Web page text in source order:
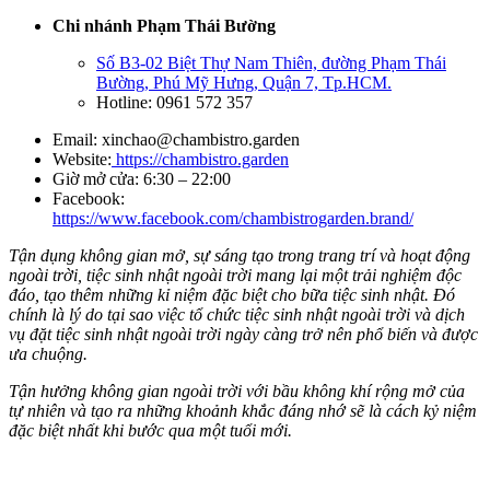
Chi nhánh Phạm Thái Bường
Số B3-02 Biệt Thự Nam Thiên, đường Phạm Thái
Bường, Phú Mỹ Hưng, Quận 7, Tp.HCM.
Hotline: 0961 572 357
Email: xinchao@chambistro.garden
Website: https://chambistro.garden
Giờ mở cửa: 6:30 – 22:00
Facebook:
https://www.facebook.com/chambistrogarden.brand/
Tận dụng không gian mở, sự sáng tạo trong trang trí và hoạt động
ngoài trời, tiệc sinh nhật ngoài trời mang lại một trải nghiệm độc
đáo, tạo thêm những kỉ niệm đặc biệt cho bữa tiệc sinh nhật. Đó
chính là lý do tại sao việc tổ chức tiệc sinh nhật ngoài trời và dịch
vụ đặt tiệc sinh nhật ngoài trời ngày càng trở nên phổ biến và được
ưa chuộng.
Tận hưởng không gian ngoài trời với bầu không khí rộng mở của
tự nhiên và tạo ra những khoảnh khắc đáng nhớ sẽ là cách kỷ niệm
đặc biệt nhất khi bước qua một tuổi mới.